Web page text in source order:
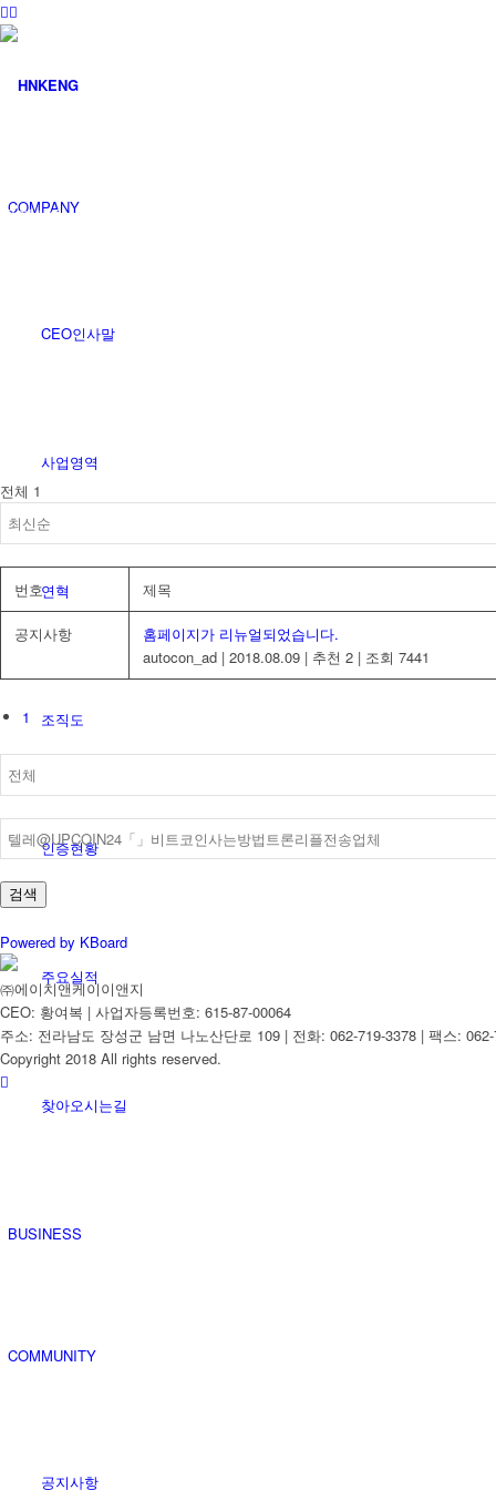
COMPANY
CEO인사말
사업영역
연혁
조직도
인증현황
주요실적
찾아오시는길
BUSINESS
COMMUNITY
공지사항
공지사항
전체 1
번호 제목
공지사항
홈페이지가 리뉴얼되었습니다.
autocon_ad | 2018.08.09 | 추천 2 | 조회 7441
1
검색
Powered by KBoard
㈜에이치앤케이이앤지
CEO: 황여복 | 사업자등록번호: 615-87-00064
주소: 전라남도 장성군 남면 나노산단로 109 | 전화: 062-719-3378 | 팩스:
Copyright 2018 All rights reserved.